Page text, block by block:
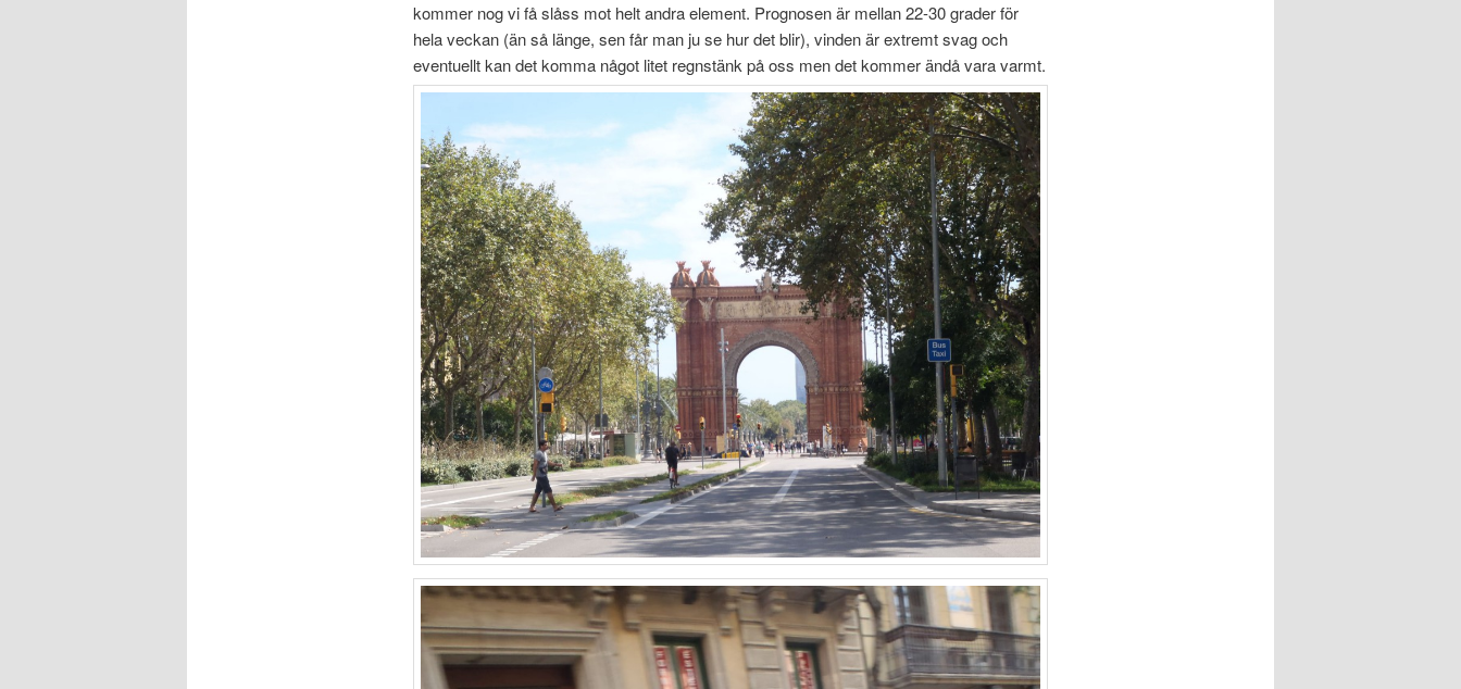
kommer nog vi få slåss mot helt andra element. Prognosen är mellan 22-30 grader för
hela veckan (än så länge, sen får man ju se hur det blir), vinden är extremt svag och
eventuellt kan det komma något litet regnstänk på oss men det kommer ändå vara varmt.